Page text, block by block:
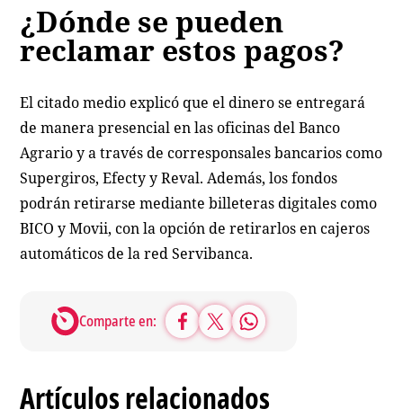
¿Dónde se pueden
reclamar estos pagos?
El citado medio explicó que el dinero se entregará
de manera presencial en las oficinas del Banco
Agrario y a través de corresponsales bancarios como
Supergiros, Efecty y Reval. Además, los fondos
podrán retirarse mediante billeteras digitales como
BICO y Movii, con la opción de retirarlos en cajeros
automáticos de la red Servibanca.
Comparte en:
Artículos relacionados